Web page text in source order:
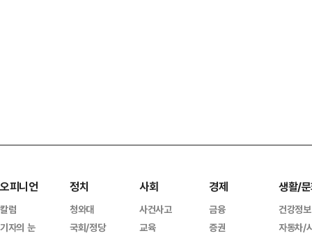
오피니언
칼럼
기자의 눈
정치
청와대
국회/정당
사회
사건사고
교육
경제
금융
증권
생활/
건강정보
자동차/